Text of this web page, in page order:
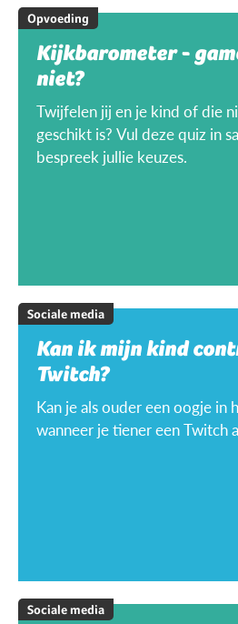
Opvoeding
Kijkbarometer -
niet?
Twijfelen jij en je kind of die
geschikt is? Vul deze quiz in
bespreek jullie keuzes.
Sociale media
Kan ik mijn kind
Twitch?
Kan je als ouder een oogje in
wanneer je tiener een Twitch
Sociale media